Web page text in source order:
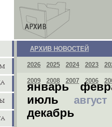
АРХИВ НОВОСТЕЙ
2026 2025 2024 2023
2009 2008 2007 2006
январь
июль
август
декабрь